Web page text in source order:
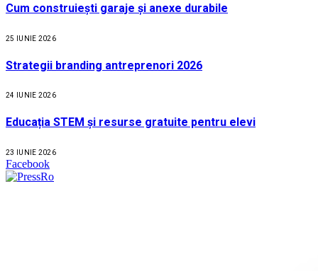
Cum construiești garaje și anexe durabile
25 IUNIE 2026
Strategii branding antreprenori 2026
24 IUNIE 2026
Educația STEM și resurse gratuite pentru elevi
23 IUNIE 2026
Facebook